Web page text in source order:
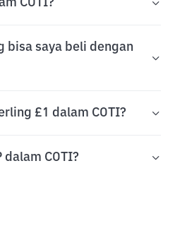
COTI?
bisa saya beli dengan
£1 dalam COTI?
dalam COTI?